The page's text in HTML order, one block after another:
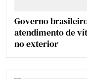
Governo
atendimento de
no exterior